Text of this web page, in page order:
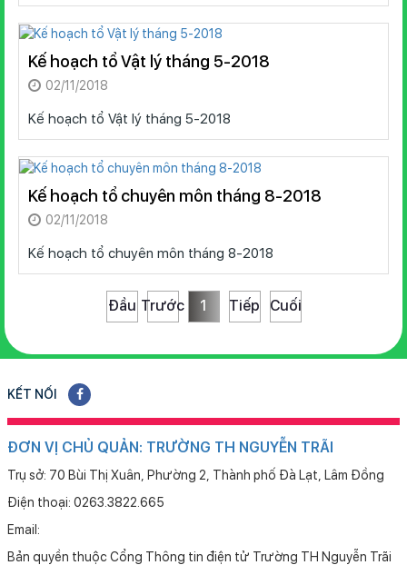
Kế hoạch tổ Vật lý tháng 5-2018
02/11/2018
Kế hoạch tổ Vật lý tháng 5-2018
Kế hoạch tổ chuyên môn tháng 8-2018
02/11/2018
Kế hoạch tổ chuyên môn tháng 8-2018
Đầu Trước 1 Tiếp Cuối
KẾT NỐI
ĐƠN VỊ CHỦ QUẢN: TRƯỜNG TH NGUYỄN TRÃI
Trụ sở: 70 Bùi Thị Xuân, Phường 2, Thành phố Đà Lạt, Lâm Đồng
Điện thoại: 0263.3822.665
Email:
Bản quyền thuộc Cổng Thông tin điện tử Trường TH Nguyễn Trãi